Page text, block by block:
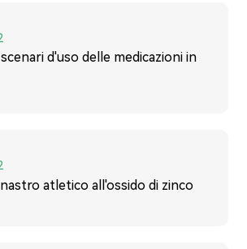
d'uso delle medicazioni in
atletico all'ossido di zinco